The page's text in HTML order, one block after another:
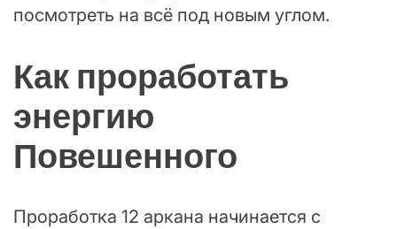
посмотреть на всё под новым углом.
Как проработать
энергию
Повешенного
Проработка 12 аркана начинается с